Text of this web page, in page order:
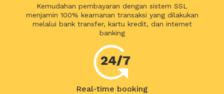
Kemudahan pembayaran dengan sistem SSL
menjamin 100% keamanan transaksi yang dilakukan
melalui bank transfer, kartu kredit, dan internet
banking
Real-time booking